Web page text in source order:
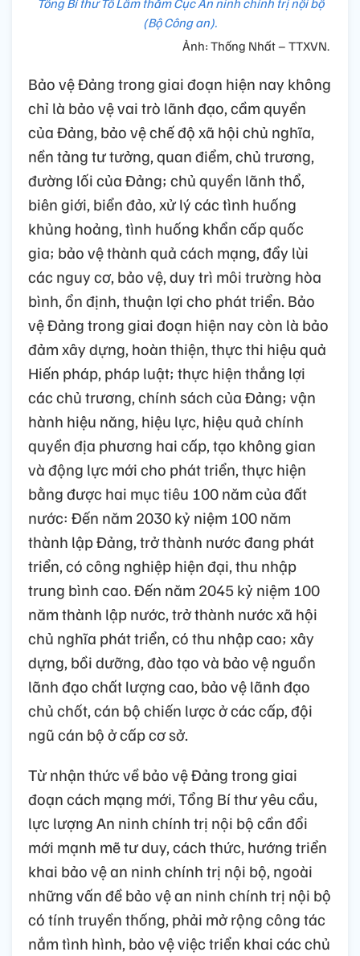
Tổng Bí thư Tô Lâm thăm Cục An ninh chính trị nội bộ
(Bộ Công an).
Ảnh: Thống Nhất – TTXVN.
Bảo vệ Đảng trong giai đoạn hiện nay không
chỉ là bảo vệ vai trò lãnh đạo, cầm quyền
của Đảng, bảo vệ chế độ xã hội chủ nghĩa,
nền tảng tư tưởng, quan điểm, chủ trương,
đường lối của Đảng; chủ quyền lãnh thổ,
biên giới, biển đảo, xử lý các tình huống
khủng hoảng, tình huống khẩn cấp quốc
gia; bảo vệ thành quả cách mạng, đẩy lùi
các nguy cơ, bảo vệ, duy trì môi trường hòa
bình, ổn định, thuận lợi cho phát triển. Bảo
vệ Đảng trong giai đoạn hiện nay còn là bảo
đảm xây dựng, hoàn thiện, thực thi hiệu quả
Hiến pháp, pháp luật; thực hiện thắng lợi
các chủ trương, chính sách của Đảng; vận
hành hiệu năng, hiệu lực, hiệu quả chính
quyền địa phương hai cấp, tạo không gian
và động lực mới cho phát triển, thực hiện
bằng được hai mục tiêu 100 năm của đất
nước: Đến năm 2030 kỷ niệm 100 năm
thành lập Đảng, trở thành nước đang phát
triển, có công nghiệp hiện đại, thu nhập
trung bình cao. Đến năm 2045 kỷ niệm 100
năm thành lập nước, trở thành nước xã hội
chủ nghĩa phát triển, có thu nhập cao; xây
dựng, bồi dưỡng, đào tạo và bảo vệ nguồn
lãnh đạo chất lượng cao, bảo vệ lãnh đạo
chủ chốt, cán bộ chiến lược ở các cấp, đội
ngũ cán bộ ở cấp cơ sở.
Từ nhận thức về bảo vệ Đảng trong giai
đoạn cách mạng mới, Tổng Bí thư yêu cầu,
lực lượng An ninh chính trị nội bộ cần đổi
mới mạnh mẽ tư duy, cách thức, hướng triển
khai bảo vệ an ninh chính trị nội bộ, ngoài
những vấn đề bảo vệ an ninh chính trị nội bộ
có tính truyền thống, phải mở rộng công tác
nắm tình hình, bảo vệ việc triển khai các chủ